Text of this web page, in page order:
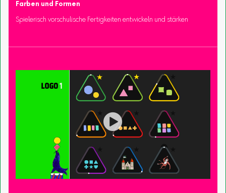
Farben und Formen
Spielerisch vorschulische Fertigkeiten entwickeln und stärken
